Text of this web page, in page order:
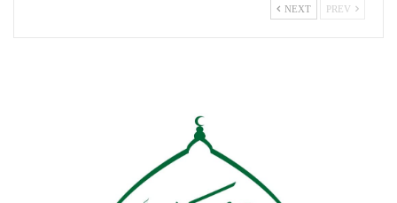
NEXT